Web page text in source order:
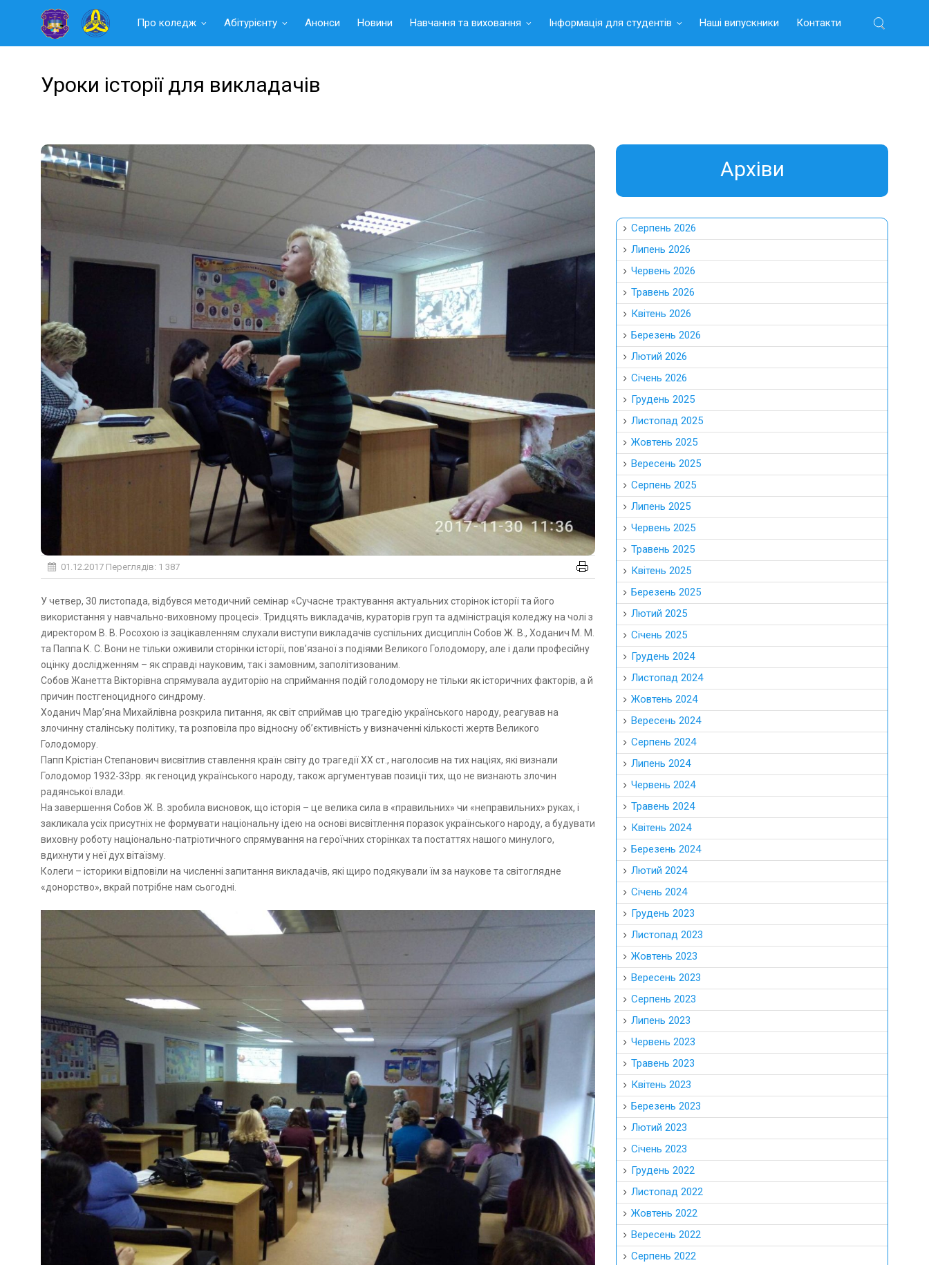
Читать
Про коледж Абітурієнту Анонси Новини Навчання та виховання Інформація для студентів Наші випускники Контакти
Уроки історії для викладачів
01.12.2017 Переглядів: 1 387
У четвер, 30 листопада, відбувся методичний семінар «Сучасне трактування актуальних сторінок історії та його
використання у навчально-виховному процесі». Тридцять викладачів, кураторів груп та адміністрація коледжу на чолі з
директором В. В. Росохою із зацікавленням слухали виступи викладачів суспільних дисциплін Собов Ж. В., Ходанич М. М.
та Паппа К. С. Вони не тільки оживили сторінки історії, пов’язаної з подіями Великого Голодомору, але і дали професійну
оцінку дослідженням – як справді науковим, так і замовним, заполітизованим.
Собов Жанетта Вікторівна спрямувала аудиторію на сприймання подій голодомору не тільки як історичних факторів, а й
причин постгеноцидного синдрому.
Ходанич Мар’яна Михайлівна розкрила питання, як світ сприймав цю трагедію українського народу, реагував на
злочинну сталінську політику, та розповіла про відносну об’єктивність у визначенні кількості жертв Великого
Голодомору.
Папп Крістіан Степанович висвітлив ставлення країн світу до трагедії ХХ ст., наголосив на тих націях, які визнали
Голодомор 1932-33рр. як геноцид українського народу, також аргументував позиції тих, що не визнають злочин
радянської влади.
На завершення Собов Ж. В. зробила висновок, що історія – це велика сила в «правильних» чи «неправильних» руках, і
закликала усіх присутніх не формувати національну ідею на основі висвітлення поразок українського народу, а будувати
виховну роботу національно-патріотичного спрямування на героїчних сторінках та постаттях нашого минулого,
вдихнути у неї дух вітаїзму.
Колеги – історики відповіли на численні запитання викладачів, які щиро подякували їм за наукове та світоглядне
«донорство», вкрай потрібне нам сьогодні.
Aрхіви
Серпень 2026
Липень 2026
Червень 2026
Травень 2026
Квітень 2026
Березень 2026
Лютий 2026
Січень 2026
Грудень 2025
Листопад 2025
Жовтень 2025
Вересень 2025
Серпень 2025
Липень 2025
Червень 2025
Травень 2025
Квітень 2025
Березень 2025
Лютий 2025
Січень 2025
Грудень 2024
Листопад 2024
Жовтень 2024
Вересень 2024
Серпень 2024
Липень 2024
Червень 2024
Травень 2024
Квітень 2024
Березень 2024
Лютий 2024
Січень 2024
Грудень 2023
Листопад 2023
Жовтень 2023
Вересень 2023
Серпень 2023
Липень 2023
Червень 2023
Травень 2023
Квітень 2023
Березень 2023
Лютий 2023
Січень 2023
Грудень 2022
Листопад 2022
Жовтень 2022
Вересень 2022
Серпень 2022